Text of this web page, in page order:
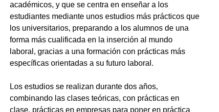
académicos, y que se centra en enseñar a los
estudiantes mediante unos estudios más prácticos que
los universitarios, preparando a los alumnos de una
forma más cualificada en la inserción al mundo
laboral, gracias a una formación con prácticas más
específicas orientadas a su futuro laboral.
Los estudios se realizan durante dos años,
combinando las clases teóricas, con prácticas en
clase, prácticas en empresas para poner en práctica